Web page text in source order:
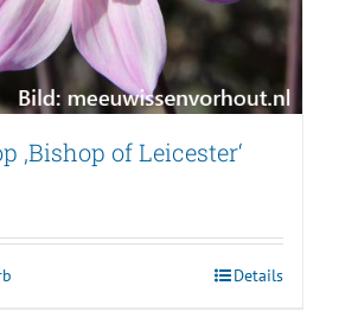
‚Bishop of Leicester‘
Details